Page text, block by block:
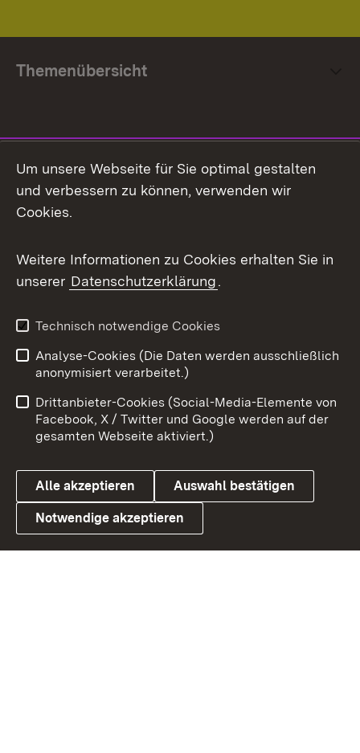
Themenübersicht
Facebook
X / Twitter
Youtube
Link zum Landesportal
Impressum
Kontakt
Barrierefreiheit
Datenschutz
Cookies
Um unsere Webseite für Sie optimal gestalten
und verbessern zu können, verwenden wir
Cookies.
Weitere Informationen zu Cookies erhalten Sie in
unserer Datenschutzerklärung.
Technisch notwendige Cookies
Analyse-Cookies (Die Daten werden ausschließlich
anonymisiert verarbeitet.)
Drittanbieter-Cookies (Social-Media-Elemente von
Facebook, X / Twitter und Google werden auf der
gesamten Webseite aktiviert.)
Alle akzeptieren Auswahl bestätigen
Notwendige akzeptieren